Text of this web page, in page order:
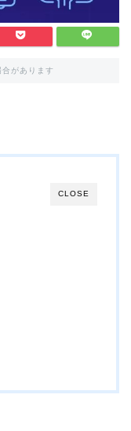
があります
CLOSE